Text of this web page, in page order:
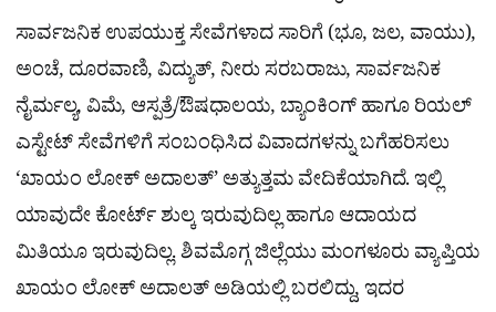
ಸಾರ್ವಜನಿಕ ಉಪಯುಕ್ತ ಸೇವೆಗಳಾದ ಸಾರಿಗೆ (ಭೂ, ಜಲ, ವಾಯು),
ಅಂಚೆ, ದೂರವಾಣಿ, ವಿದ್ಯುತ್, ನೀರು ಸರಬರಾಜು, ಸಾರ್ವಜನಿಕ
ನೈರ್ಮಲ್ಯ, ವಿಮೆ, ಆಸ್ಪತ್ರೆ/ಔಷಧಾಲಯ, ಬ್ಯಾಂಕಿಂಗ್ ಹಾಗೂ ರಿಯಲ್
ಎಸ್ಟೇಟ್ ಸೇವೆಗಳಿಗೆ ಸಂಬಂಧಿಸಿದ ವಿವಾದಗಳನ್ನು ಬಗೆಹರಿಸಲು
‘ಖಾಯಂ ಲೋಕ್ ಅದಾಲತ್’ ಅತ್ಯುತ್ತಮ ವೇದಿಕೆಯಾಗಿದೆ. ಇಲ್ಲಿ
ಯಾವುದೇ ಕೋರ್ಟ್ ಶುಲ್ಕ ಇರುವುದಿಲ್ಲ ಹಾಗೂ ಆದಾಯದ
ಮಿತಿಯೂ ಇರುವುದಿಲ್ಲ. ಶಿವಮೊಗ್ಗ ಜಿಲ್ಲೆಯು ಮಂಗಳೂರು ವ್ಯಾಪ್ತಿಯ
ಖಾಯಂ ಲೋಕ್ ಅದಾಲತ್ ಅಡಿಯಲ್ಲಿ ಬರಲಿದ್ದು, ಇದರ